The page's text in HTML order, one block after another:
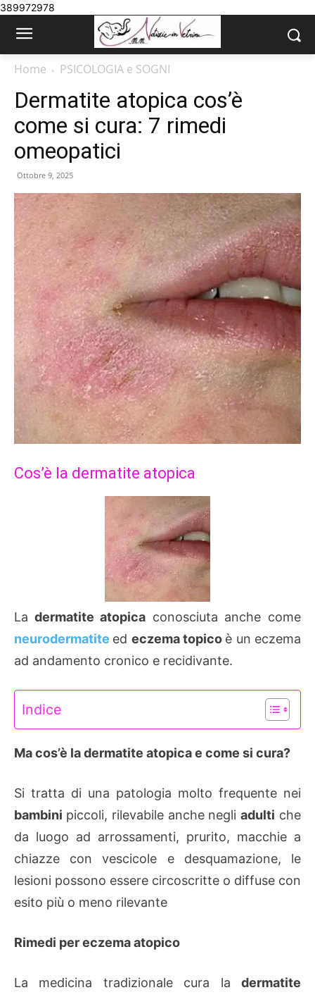
389972978
Home PSICOLOGIA e SOGNI
Dermatite atopica cos’è
come si cura: 7 rimedi
omeopatici
Ottobre 9, 2025
Cos’è la dermatite atopica
La dermatite atopica conosciuta anche come
neurodermatite ed eczema topico è un eczema
ad andamento cronico e recidivante.
Indice
Ma cos’è la dermatite atopica e come si cura?
Si tratta di una patologia molto frequente nei
bambini piccoli, rilevabile anche negliadulti che
da luogo ad arrossamenti, prurito, macchie a
chiazze con vescicole e desquamazione, le
lesioni possono essere circoscritte o diffuse con
esito più o meno rilevante
Rimedi per eczema atopico
La medicina tradizionale cura la dermatite